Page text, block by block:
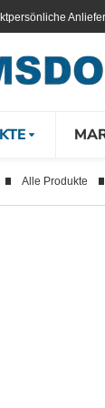
persönliche
Alle Produkte